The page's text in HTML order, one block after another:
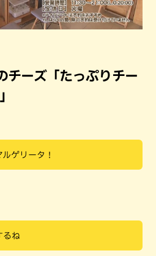
チーズ「たっぷりチー
ゲリータ！
るね